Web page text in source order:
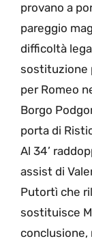
provano a
pareggio
difficoltà
sostituzione
per Romeo
Borgo
porta di
Al 34’
assist di
Putortì che
sostituisce
conclusione,